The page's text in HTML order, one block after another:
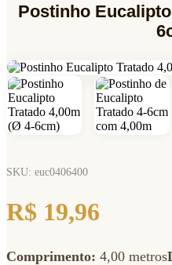
Postinho
SKU: euc0406400
R$ 19,96
Comprimento: 4,00 metros